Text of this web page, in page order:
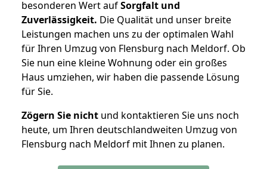
besonderen Wert aufSorgfalt und
Zuverlässigkeit. Die Qualität und unser breite
Leistungen machen uns zu der optimalen Wahl
für Ihren Umzug von Flensburg nach Meldorf. Ob
Sie nun eine kleine Wohnung oder ein großes
Haus umziehen, wir haben die passende Lösung
für Sie.
Zögern Sie nicht und kontaktieren Sie uns noch
heute, um Ihren deutschlandweiten Umzug von
Flensburg nach Meldorf mit Ihnen zu planen.